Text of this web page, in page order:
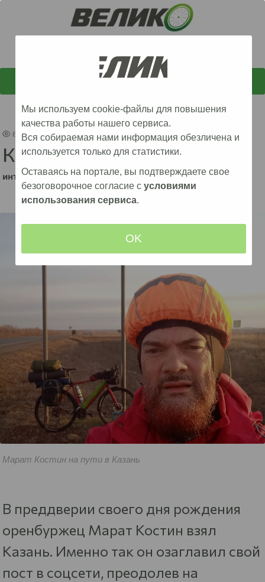
88
Казань взята!
интересная история
Марат Костин на пути в Казань
В преддверии своего дня рождения
оренбуржец Марат Костин взял
Казань. Именно так он озаглавил свой
пост в соцсети, преодолев на
Мы используем cookie-файлы для повышения
качества работы нашего сервиса.
Вся собираемая нами информация обезличена и
используется только для статистики.
Оставаясь на портале, вы подтверждаете свое
безоговорочное согласие с условиями
использования сервиса.
OK